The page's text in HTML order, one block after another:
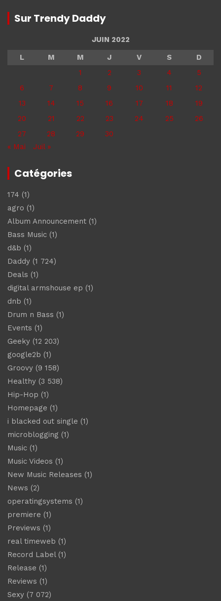
Sur Trendy Daddy
JUIN 2022
L
M M J V S
D
1
2 3 4
5
6
7 8 9 10 11
12
13
14 15 16 17 18
19
20
21 22 23 24 25
26
27
28 29
30
« Mai
Juil »
Catégories
174 (1)
agro (1)
Album Announcement (1)
Bass Music (1)
d&b (1)
Daddy (1 724)
Deals (1)
digital armshouse ep (1)
dnb (1)
Drum n Bass (1)
Events (1)
Geeky (12 203)
google2b (1)
Groovy (9 158)
Healthy (3 538)
Hip-Hop (1)
Homepage (1)
i blacked out single (1)
microblogging (1)
Music (1)
Music Videos (1)
New Music Releases (1)
News (2)
operatingsystems (1)
premiere (1)
Previews (1)
real timeweb (1)
Record Label(1)
Release (1)
Reviews (1)
Sexy (7 072)